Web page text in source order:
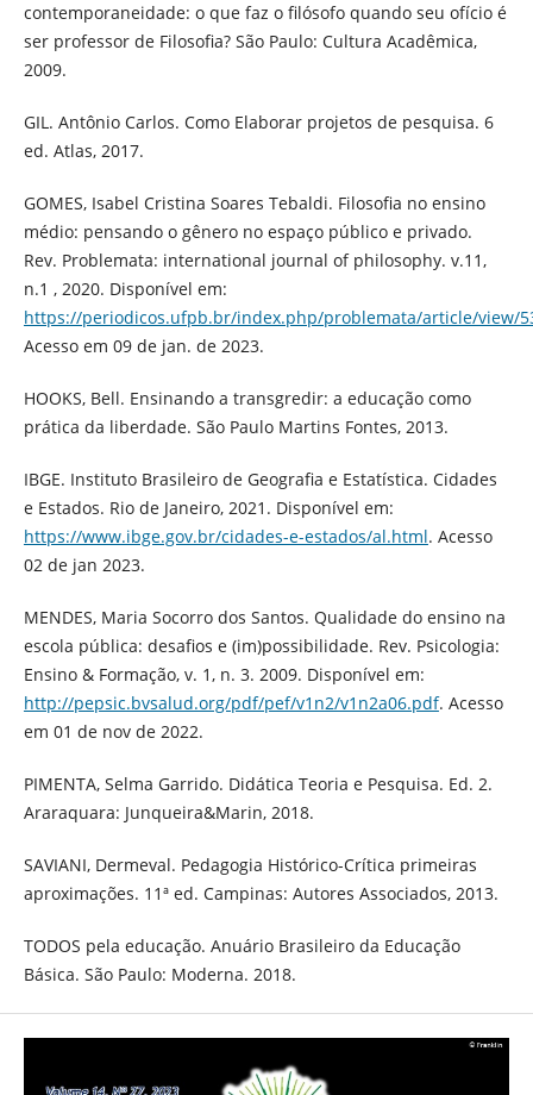
contemporaneidade: o que faz o filósofo quando seu ofício é
ser professor de Filosofia? São Paulo: Cultura Acadêmica,
2009.
GIL. Antônio Carlos. Como Elaborar projetos de pesquisa. 6
ed. Atlas, 2017.
GOMES, Isabel Cristina Soares Tebaldi. Filosofia no ensino
médio: pensando o gênero no espaço público e privado.
Rev. Problemata: international journal of philosophy. v.11,
n.1 , 2020. Disponível em:
https://periodicos.ufpb.br/index.php/problemata/article/view/
Acesso em 09 de jan. de 2023.
HOOKS, Bell. Ensinando a transgredir: a educação como
prática da liberdade. São Paulo Martins Fontes, 2013.
IBGE. Instituto Brasileiro de Geografia e Estatística. Cidades
e Estados. Rio de Janeiro, 2021. Disponível em:
https://www.ibge.gov.br/cidades-e-estados/al.html. Acesso
02 de jan 2023.
MENDES, Maria Socorro dos Santos. Qualidade do ensino na
escola pública: desafios e (im)possibilidade. Rev. Psicologia:
Ensino & Formação, v. 1, n. 3. 2009. Disponível em:
http://pepsic.bvsalud.org/pdf/pef/v1n2/v1n2a06.pdf. Acesso
em 01 de nov de 2022.
PIMENTA, Selma Garrido. Didática Teoria e Pesquisa. Ed. 2.
Araraquara: Junqueira&Marin, 2018.
SAVIANI, Dermeval. Pedagogia Histórico-Crítica primeiras
aproximações. 11ª ed. Campinas: Autores Associados, 2013.
TODOS pela educação. Anuário Brasileiro da Educação
Básica. São Paulo: Moderna. 2018.